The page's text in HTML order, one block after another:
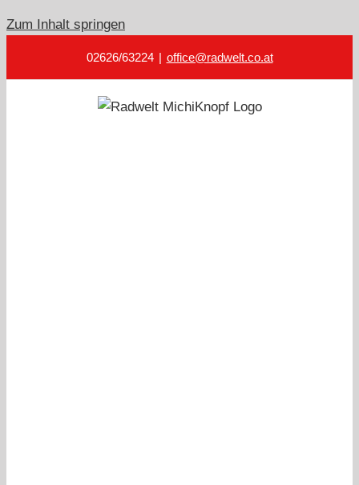
Zum Inhalt springen
02626/63224 | office@radwelt.co.at